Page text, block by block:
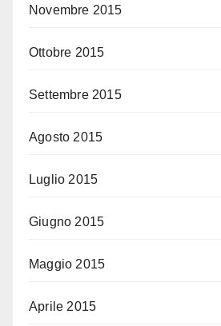
Novembre 2015
Ottobre 2015
Settembre 2015
Agosto 2015
Luglio 2015
Giugno 2015
Maggio 2015
Aprile 2015